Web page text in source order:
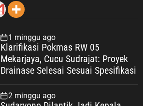
1 minggu ago
Klarifikasi Pokmas RW 05
Mekarjaya, Cucu Sudrajat: Proyek
Drainase Selesai Sesuai Spesifikasi
2 minggu ago